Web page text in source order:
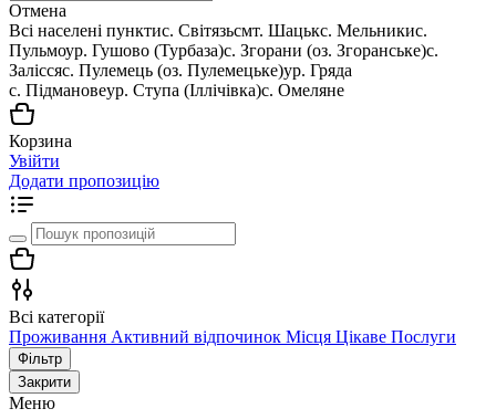
Отмена
Всі населені пунктиc. Світязьсмт. Шацькс. Мельникис.
Пульмоур. Гушово (Турбаза)с. Згорани (оз. Згоранське)с.
Заліссяс. Пулемець (оз. Пулемецьке)ур. Гряда
с. Підмановеур. Ступа (Іллічівка)с. Омеляне
Корзина
Увійти
Додати пропозицію
Всі категорії
Проживання Активний відпочинок Місця Цікаве Послуги
Фільтр
Закрити
Меню